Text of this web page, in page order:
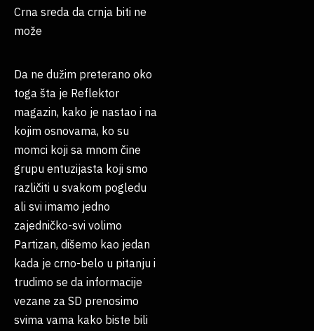
Crna sreda da crnja biti ne
može
Da ne dužim preterano oko
toga šta je Reflektor
magazin, kako je nastao i na
kojim osnovama, ko su
momci koji sa mnom čine
grupu entuzijasta koji smo
različiti u svakom pogledu
ali svi imamo jedno
zajedničko-svi volimo
Partizan, dišemo kao jedan
kada je crno-belo u pitanju i
trudimo se da informacije
vezane za SD prenosimo
svima vama kako biste bili